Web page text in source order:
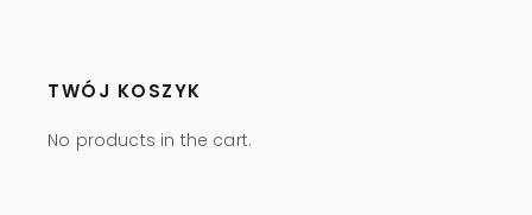
TWÓJ KOSZYK
No products in the cart.